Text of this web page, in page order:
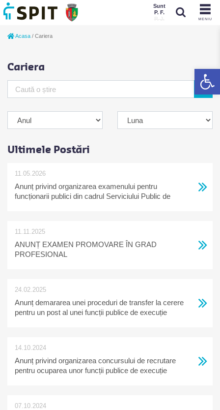
MENIU
Sunt
P. F.
Acasa / Cariera
Cariera
Ultimele Postări
11.05.2026
Anunț privind organizarea examenului pentru
funcționarii publici din cadrul Serviciului Public de
11.11.2025
ANUNȚ EXAMEN PROMOVARE ÎN GRAD
PROFESIONAL
24.02.2025
Anunț demararea unei proceduri de transfer la cerere
pentru un post al unei funcții publice de execuție
14.10.2024
Anunț privind organizarea concursului de recrutare
pentru ocuparea unor funcții publice de execuție
07.10.2024